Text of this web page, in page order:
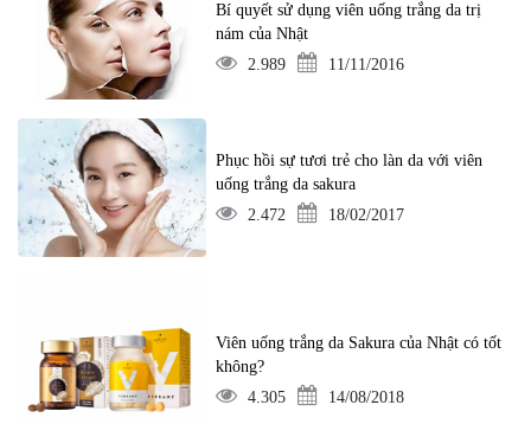
Bí quyết sử dụng viên uống trắng da trị
nám của Nhật
2.989
11/11/2016
Phục hồi sự tươi trẻ cho làn da với viên
uống trắng da sakura
2.472
18/02/2017
Viên uống trắng da Sakura của Nhật có tốt
không?
4.305
14/08/2018